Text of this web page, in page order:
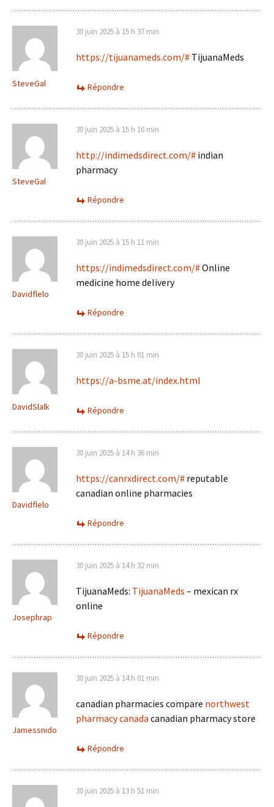
SteveGal
30 juin 2025 à 15 h 37 min
https://tijuanameds.com/# TijuanaMeds
Répondre
SteveGal
30 juin 2025 à 15 h 16 min
http://indimedsdirect.com/# indian
pharmacy
Répondre
Davidflelo
30 juin 2025 à 15 h 11 min
https://indimedsdirect.com/#Online
medicine home delivery
Répondre
DavidSlalk
30 juin 2025 à 15 h 01 min
https://a-bsme.at/index.html
Répondre
Davidflelo
30 juin 2025 à 14 h 36 min
https://canrxdirect.com/# reputable
canadian online pharmacies
Répondre
Josephrap
30 juin 2025 à 14 h 32 min
TijuanaMeds: TijuanaMeds – mexican rx
online
Répondre
Jamessnido
30 juin 2025 à 14 h 01 min
canadian pharmacies compare northwest
pharmacy canada canadian pharmacy store
Répondre
30 juin 2025 à 13 h 51 min